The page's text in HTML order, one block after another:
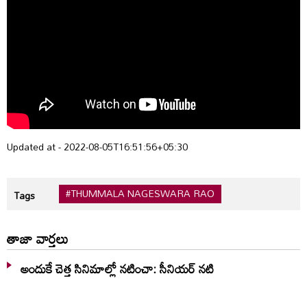
Updated at - 2022-08-05T16:51:56+05:30
Tags #THUMMALA NAGESWARA RAO
తాజా వార్తలు
అందుకే చెత్త సినిమాల్లో నటించా: సీనియర్ నటి